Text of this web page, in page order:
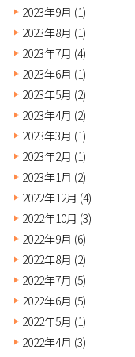
2023年9月 (1)
2023年8月 (1)
2023年7月 (4)
2023年6月 (1)
2023年5月 (2)
2023年4月 (2)
2023年3月 (1)
2023年2月 (1)
2023年1月 (2)
2022年12月 (4)
2022年10月 (3)
2022年9月 (6)
2022年8月 (2)
2022年7月 (5)
2022年6月 (5)
2022年5月 (1)
2022年4月 (3)